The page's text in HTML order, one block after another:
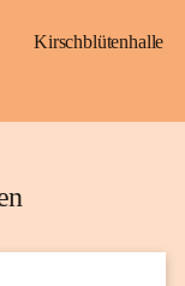
Kirschblütenhalle